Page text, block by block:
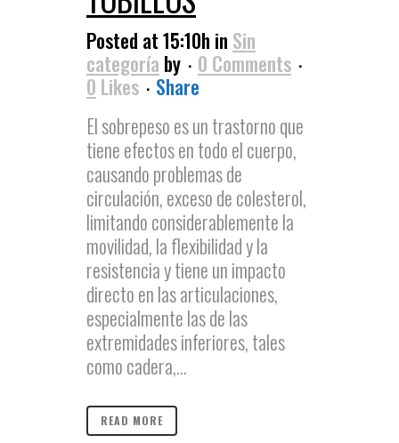
Posted at 15:10h in Sin
categoría by
0 Comments
0 Likes
Share
El sobrepeso es un trastorno que
tiene efectos en todo el cuerpo,
causando problemas de
circulación, exceso de colesterol,
limitando considerablemente la
movilidad, la flexibilidad y la
resistencia y tiene un impacto
directo en las articulaciones,
especialmente las de las
extremidades inferiores, tales
como cadera,...
READ MORE